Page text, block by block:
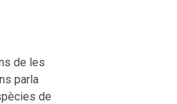
de les
parla
de